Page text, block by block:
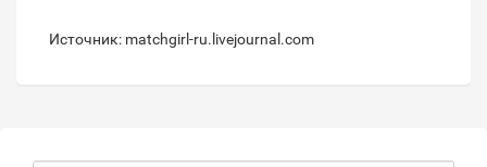
Источник: matchgirl-ru.livejournal.com